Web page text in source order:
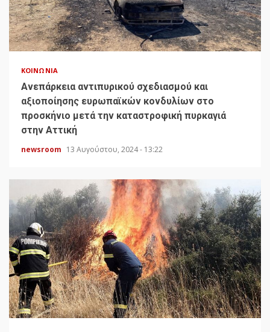
ΚΟΙΝΩΝΊΑ
Ανεπάρκεια αντιπυρικού σχεδιασμού και
αξιοποίησης ευρωπαϊκών κονδυλίων στο
προσκήνιο μετά την καταστροφική πυρκαγιά
στην Αττική
newsroom 13 Αυγούστου, 2024 - 13:22